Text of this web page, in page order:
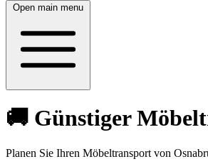
Open main menu
🚚 Günstiger
Planen Sie Ihren Möbeltransport von